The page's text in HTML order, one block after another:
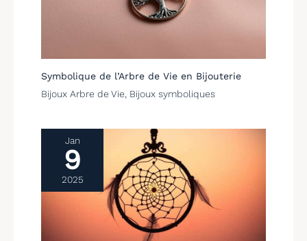
Symbolique de l’Arbre de Vie en Bijouterie
Bijoux Arbre de Vie, Bijoux symboliques
Jan
9
2025